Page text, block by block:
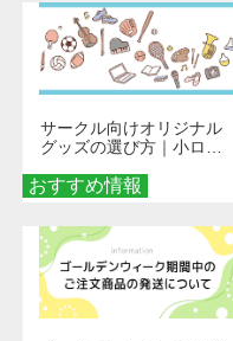
おすすめ情報
サークル向けオリジナル
グッズの選び方｜小ロッ
める秘訣